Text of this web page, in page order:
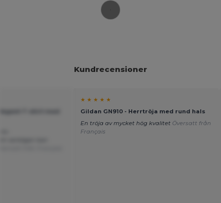
Kundrecensioner
★ ★ ★ ★ ★
Gildan GN910 - Herrtröja med rund hals
En tröja av mycket hög kvalitet Översatt från
Français